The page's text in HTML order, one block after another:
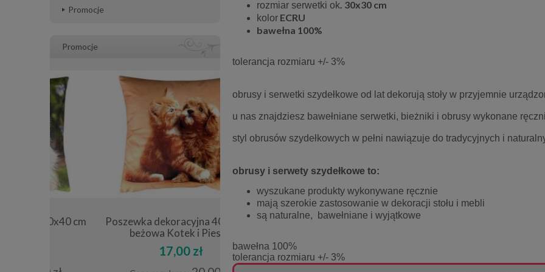
Promocje
Promocje
Poszewka dekoracyjna 40x40 cm
beżowa Kotek i Piesek
Obrus dekoracyjny Flora 130x180
166,50 zł
Obrus 110x160 cm srebrny lurex
rozmiar serwetki ok . 30x30 cm
kolor ECRU
bawełna 100%
tolerancja rozmiaru +/- 3%
obrusy i serwetki szydełkowe od lat dekorują stoły w przyjemnie
u nas znajdziesz bawełniane serwetki, bieżniki i obrusy wykonane
styl obrusów szydełkowych w pełni nawiązuje do tradycyjnych i
obrusy i serwety szydełkowe to:
wyszukane produkty wykonywane ręcznie
mają szerokie zastosowanie w dekoracji stołu i mebli
są naturalne, bawełniane i wyjątkowe
bawełna 100%
tolerancja rozmiaru +/- 3%